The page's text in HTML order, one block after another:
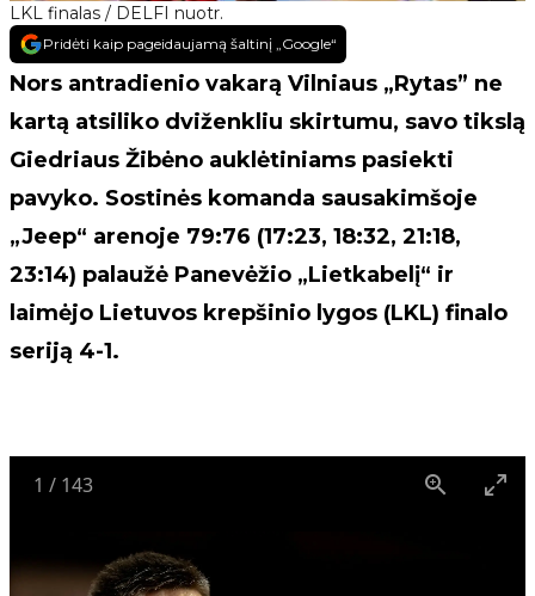
LKL finalas / DELFI nuotr.
Pridėti kaip pageidaujamą šaltinį „Google“
Nors antradienio vakarą Vilniaus „Rytas” ne
kartą atsiliko dviženkliu skirtumu, savo tikslą
Giedriaus Žibėno auklėtiniams pasiekti
pavyko. Sostinės komanda sausakimšoje
„Jeep“ arenoje 79:76 (17:23, 18:32, 21:18,
23:14) palaužė Panevėžio „Lietkabelį“ ir
laimėjo Lietuvos krepšinio lygos (LKL) finalo
seriją 4-1.
1 / 143